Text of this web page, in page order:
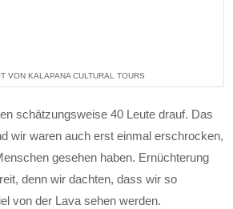
VON KALAPANA CULTURAL TOURS
schätzungsweise 40 Leute drauf. Das
wir waren auch erst einmal erschrocken,
gesehen haben. Ernüchterung
denn wir dachten, dass wir so
von der Lava sehen werden.